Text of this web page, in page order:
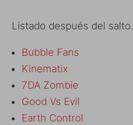
Listado después del salto.
Bubble Fans
Kinematix
7DA Zombie
Good Vs Evil
Earth Control